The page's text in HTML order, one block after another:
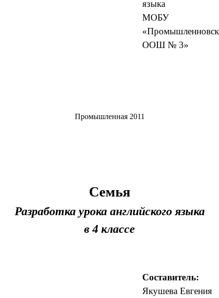
языка
МОБУ
ООШ № 3»
Промышленная 2011
Семья
Разработка урока английского языка
в 4 классе
Составитель:
Якушева Евгения